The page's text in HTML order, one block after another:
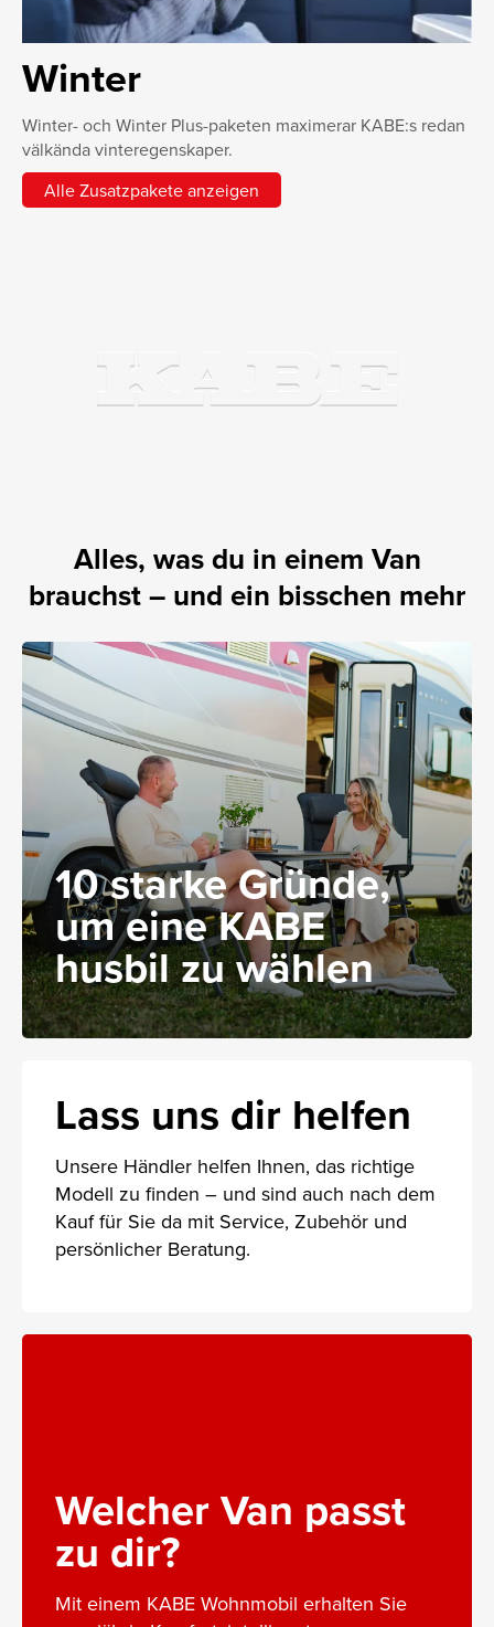
Winter
Winter- och Winter Plus-paketen maximerar KABE:s redan
välkända vinteregenskaper.
Alle Zusatzpakete anzeigen
Alles, was du in einem Van
brauchst – und ein bisschen mehr
10 starke Gründe,
um eine KABE
husbil zu wählen
Lass uns dir helfen
Unsere Händler helfen Ihnen, das richtige
Modell zu finden – und sind auch nach dem
Kauf für Sie da mit Service, Zubehör und
persönlicher Beratung.
Welcher Van passt
zu dir?
Mit einem KABE Wohnmobil erhalten Sie